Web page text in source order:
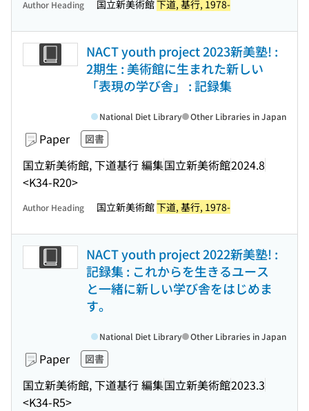
Author Heading 国立新美術館下道, 基行, 1978-
NACT youth project 2023新美塾! :
2期生 : 美術館に生まれた新しい
「表現の学び舎」 : 記録集
Paper 図書
国立新美術館, 下道基行 編集国立新美術館2024.8
<K34-R20>
National Diet Library Other Libraries in Japan
Author Heading 国立新美術館下道, 基行, 1978-
NACT youth project 2022新美塾! :
記録集 : これからを生きるユース
と一緒に新しい学び舎をはじめま
す。
Paper 図書
国立新美術館, 下道基行 編集国立新美術館2023.3
<K34-R5>
National Diet Library Other Libraries in Japan